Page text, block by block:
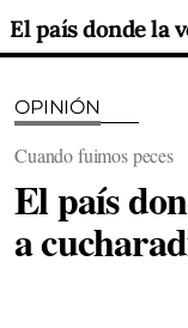
El país donde la
OPINIÓN
Cuando fuimos peces
El país
a